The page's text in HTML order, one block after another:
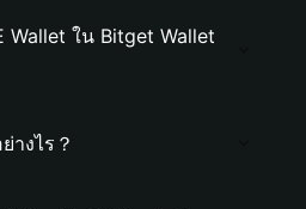
Wallet ใน Bitget Wallet
างไร？